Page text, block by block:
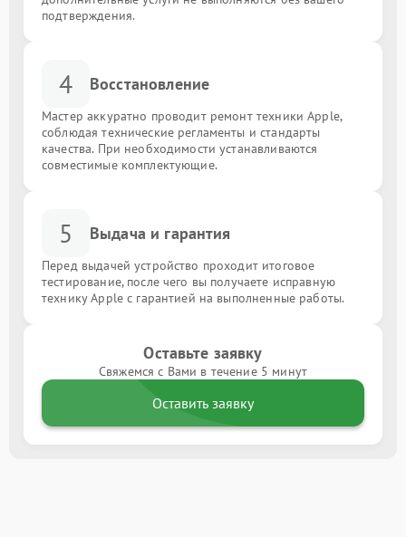
подтверждения.
4 Восстановление
Мастер аккуратно проводит ремонт техники Apple,
соблюдая технические регламенты и стандарты
качества. При необходимости устанавливаются
совместимые комплектующие.
5 Выдача и гарантия
Перед выдачей устройство проходит итоговое
тестирование, после чего вы получаете исправную
технику Apple с гарантией на выполненные работы.
Оставьте заявку
Свяжемся с Вами в течение 5 минут
Оставить заявку